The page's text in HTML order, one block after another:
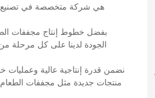
بفضل خطوط إنتاج مجففات
الجودة لدينا على كل مرحلة
نضمن قدرة إنتاجية عالية وعمليات
منتجات جديدة مثل مجففات الطعام